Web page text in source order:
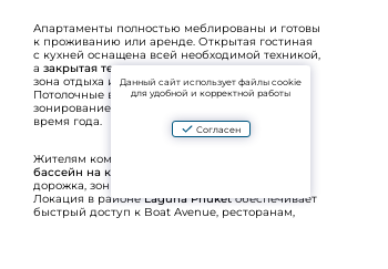
Апартаменты полностью меблированы и готовы
к проживанию или аренде. Открытая гостиная
с кухней оснащена всей необходимой техникой,
а закрытая террасаможет использоваться как
зона отдыха или домашний кабинет.
Потолочные вентиляторы и продуманное
зонирование обеспечивают комфорт в любое
время года.
Жителям комплекса доступны
бассейн на крыше
дорожка, зоны отдыха и озеленённые террасы.
Локация в районеLaguna Phuketобеспечивает
быстрый доступ к Boat Avenue, ресторанам,
Данный сайт использует файлы cookie
для удобной и корректной работы
Согласен